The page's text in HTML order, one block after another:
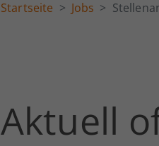
Startseite Jobs
Aktuell